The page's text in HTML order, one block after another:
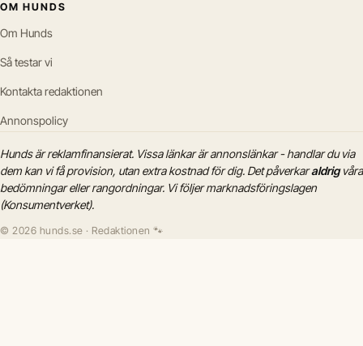
OM HUNDS
Om Hunds
Så testar vi
Kontakta redaktionen
Annonspolicy
Hunds är reklamfinansierat. Vissa länkar är annonslänkar - handlar du via
dem kan vi få provision, utan extra kostnad för dig. Det påverkaraldrigvåra
bedömningar eller rangordningar. Vi följer marknadsföringslagen
(Konsumentverket).
© 2026 hunds.se · Redaktionen 🐾